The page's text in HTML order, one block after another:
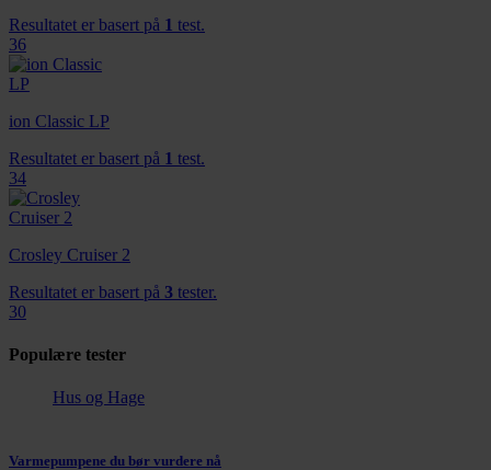
Resultatet er basert på 1 test.
36
ion Classic LP
Resultatet er basert på 1 test.
34
Crosley Cruiser 2
Resultatet er basert på 3 tester.
30
Populære tester
Hus og Hage
Varmepumpene du bør vurdere nå